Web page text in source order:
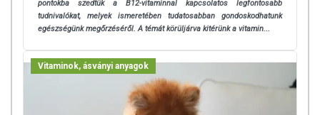
pontokba szedtük a B12-vitaminnal kapcsolatos legfontosabb
tudnivalókat, melyek ismeretében tudatosabban gondoskodhatunk
egészségünk megőrzéséről. A témát körüljárva kitérünk a vitamin...
Vitaminok, ásványi anyagok